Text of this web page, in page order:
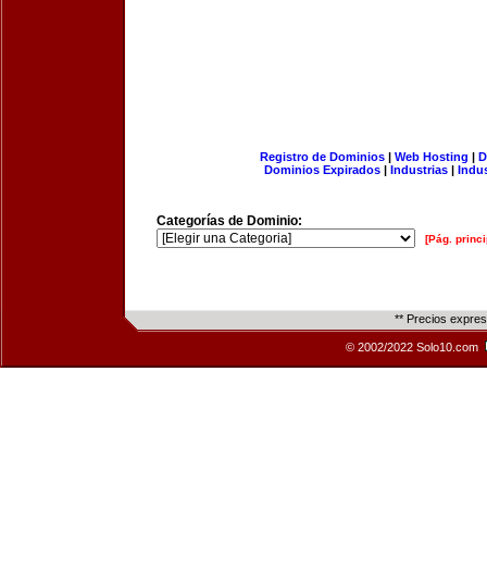
Registro de Dominios| Web Hosting |
Dominios Expirados | Industrias |
Categorías de Dominio:
[Pág.
** Precios
© 2002/2022 Solo10.com